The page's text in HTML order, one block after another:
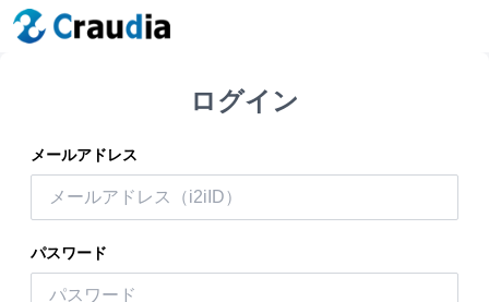
ログイン
メールアドレス
パスワード